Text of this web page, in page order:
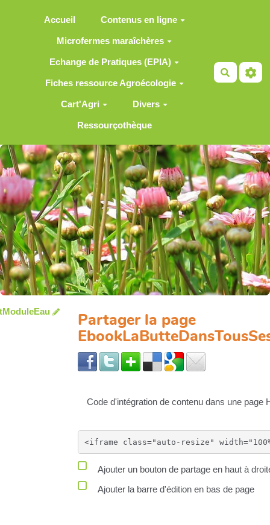
Accueil Contenus en ligne
Microfermes maraîchères
Echange de Pratiques (EPIA)
Fiches ressource Agroécologie
Cart'Agri Divers
Ressourçothèque
Partager la page
Code d'intégration de contenu dans une page
Ajouter un bouton de partage en haut à
Ajouter la barre d'édition en bas de page